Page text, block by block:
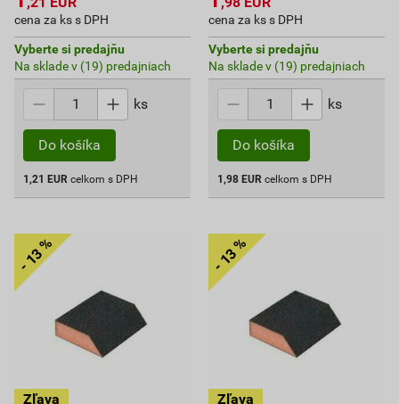
cena za ks s DPH
Vyberte si predajňu
Na sklade v (19) predajniach
ks
Do košíka
1,21 EUR celkom s DPH
cena za ks s DPH
Vyberte si predajňu
Na sklade v (19) predajniach
ks
Do košíka
1,98 EUR celkom s DPH